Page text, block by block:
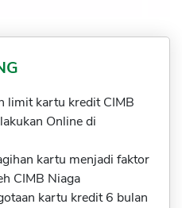
limit kartu kredit CIMB
Online di
kartu menjadi faktor
CIMB Niaga
kartu kredit 6 bulan